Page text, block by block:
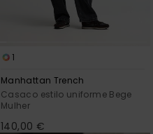
1
Manhattan Trench
Casaco estilo uniforme Bege
Mulher
140,00 €